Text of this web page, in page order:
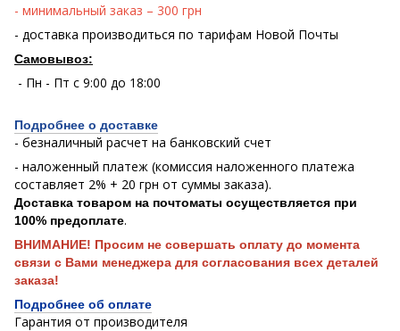
- минимальный заказ – 300 грн
- доставка производиться по тарифам Новой Почты
Самовывоз:
- Пн - Пт с 9:00 до 18:00
Подробнее о доставке
- безналичный расчет на банковский счет
- наложенный платеж (комиссия наложенного платежа
составляет 2% + 20 грн от суммы заказа).
Доставка товаром на почтоматы осуществляется при
100% предоплате.
ВНИМАНИЕ! Просим не совершать оплату до момента
связи с Вами менеджера для согласования всех деталей
заказа!
Подробнее об оплате
Гарантия от производителя